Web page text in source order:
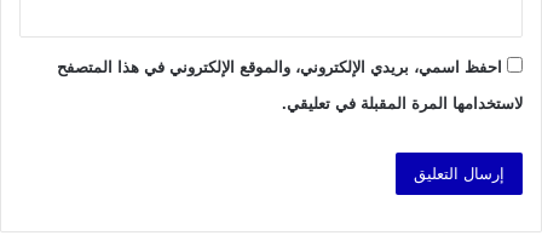
احفظ اسمي، بريدي الإلكتروني، والموقع الإلكتروني في هذا المتصفح
لاستخدامها المرة المقبلة في تعليقي.